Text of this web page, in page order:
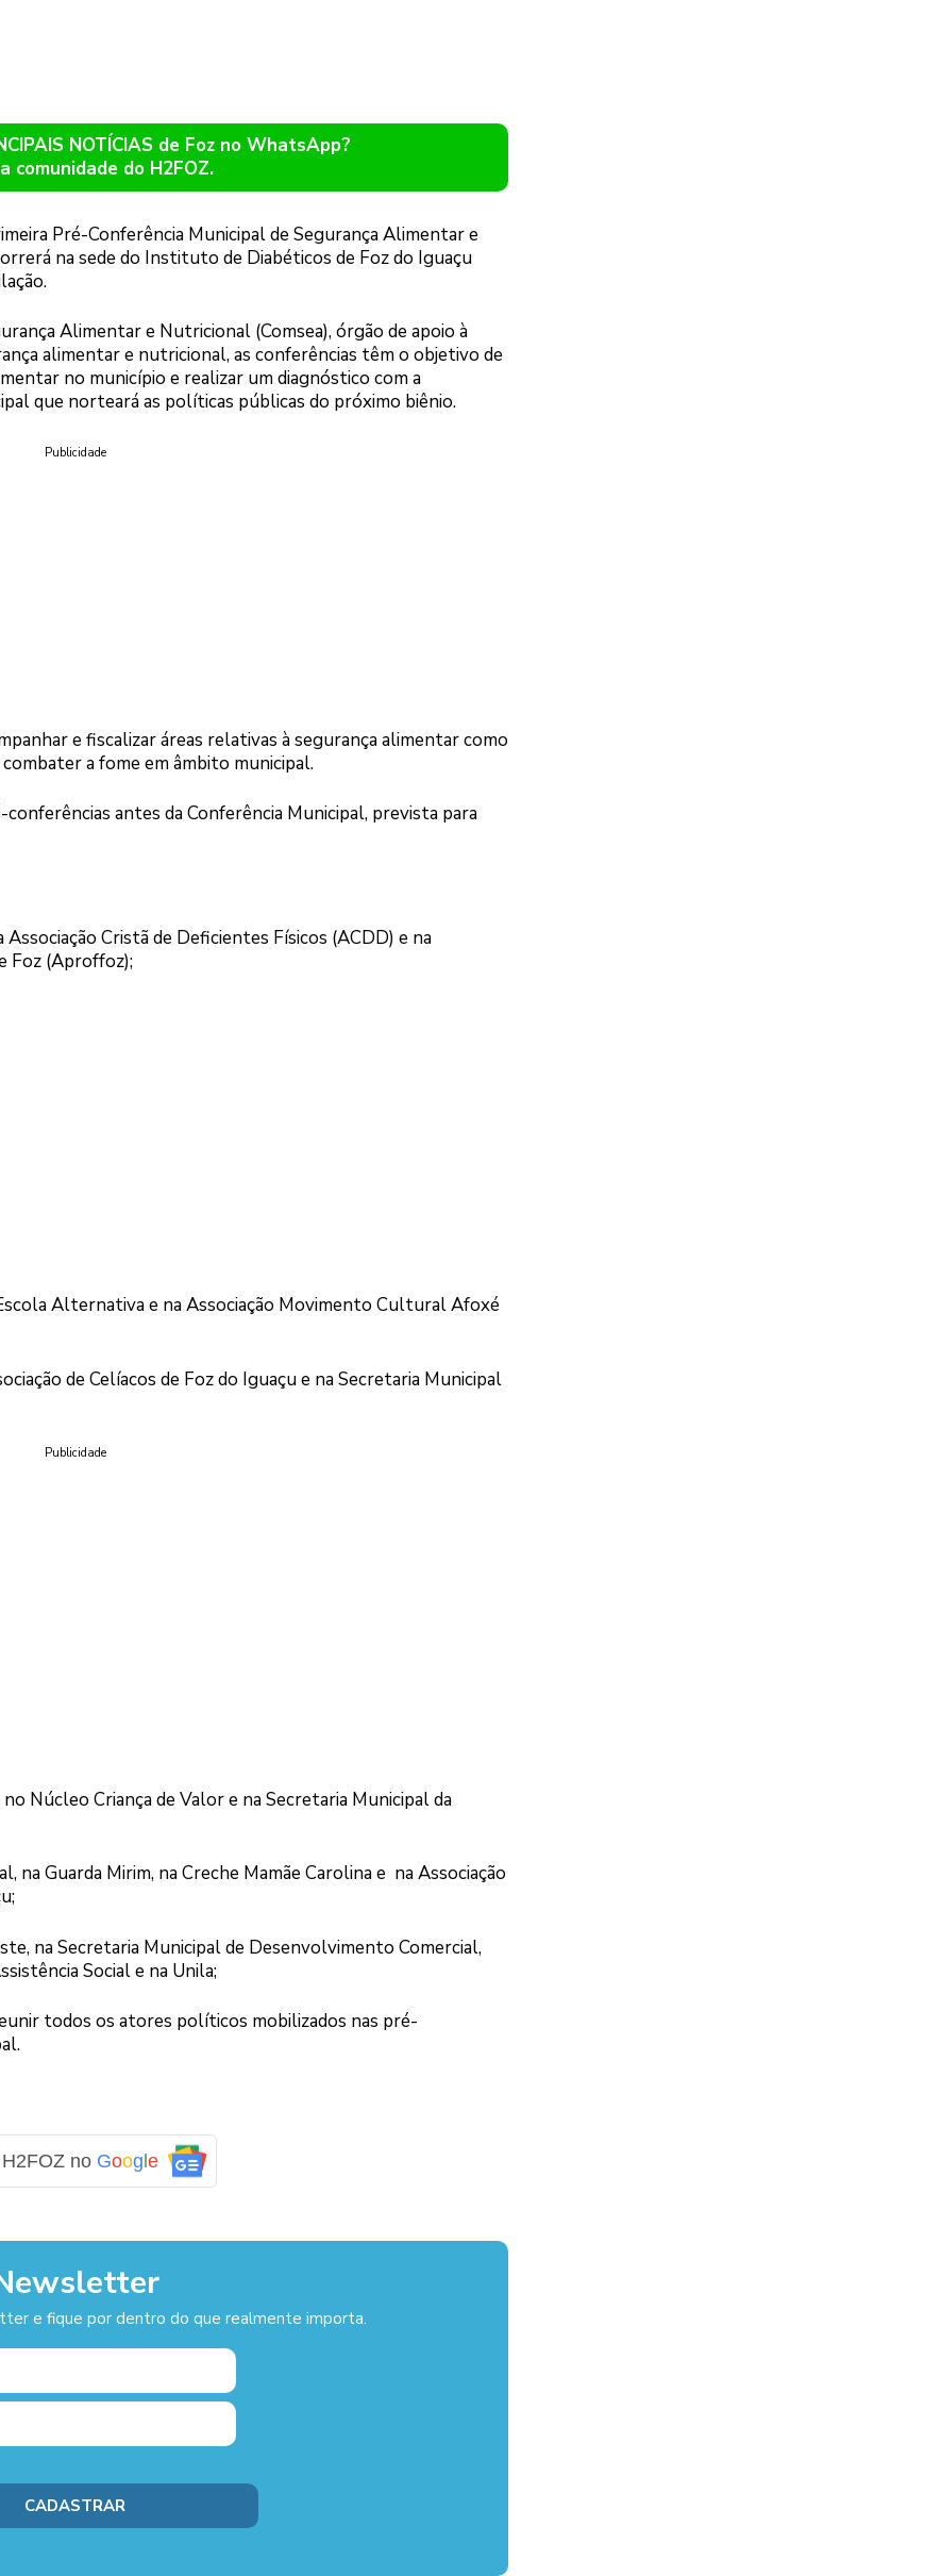
NOTÍCIAS de Foz no WhatsApp?
comunidade do H2FOZ.
Pré-Conferência Municipal de Segurança Alimentar e
na sede do Instituto de Diabéticos de Foz do Iguaçu
Alimentar e Nutricional (Comsea), órgão de apoio à
alimentar e nutricional, as conferências têm o objetivo de
no município e realizar um diagnóstico com a
que norteará as políticas públicas do próximo biênio.
Publicidade
e fiscalizar áreas relativas à segurança alimentar como
a fome em âmbito municipal.
antes da Conferência Municipal, prevista para
Cristã de Deficientes Físicos (ACDD) e na
Foz (Aproffoz);
Alternativa e na Associação Movimento Cultural Afoxé
de Celíacos de Foz do Iguaçu e na Secretaria Municipal
Publicidade
Núcleo Criança de Valor e na Secretaria Municipal da
Guarda Mirim, na Creche Mamãe Carolina e na Associação
na Secretaria Municipal de Desenvolvimento Comercial,
Social e na Unila;
todos os atores políticos mobilizados nas pré-
no Goog le
e fique por dentro do que realmente importa.